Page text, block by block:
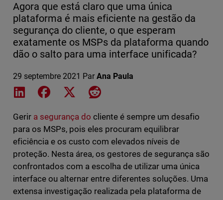
Agora que está claro que uma única
plataforma é mais eficiente na gestão da
segurança do cliente, o que esperam
exatamente os MSPs da plataforma quando
dão o salto para uma interface unificada?
29 septembre 2021 Par Ana Paula
Share on LinkedIn
Share on Facebook
Share on XShare on Reddit
Gerir a segurança do cliente é sempre um desafio
para os MSPs, pois eles procuram equilibrar
eficiência e os custo com elevados níveis de
proteção. Nesta área, os gestores de segurança são
confrontados com a escolha de utilizar uma única
interface ou alternar entre diferentes soluções. Uma
extensa investigação realizada pela plataforma de